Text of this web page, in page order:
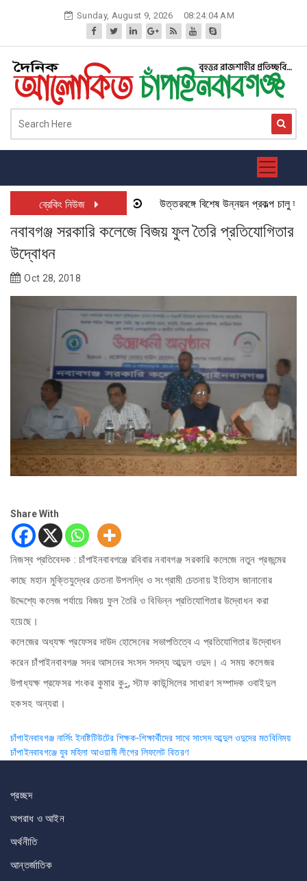
Sunday, August 9, 2026 08:24:04 AM
ব্রেকিং নিউজ উত্তরবঙ্গে বিশেষ উন্নয়ন প্রকল্প চালু হতে
নবাবগঞ্জ সরকারি কলেজে বিজয় ফুল তৈরি প্রতিযোগিতার
উদ্বোধন
Oct 28, 2018
Share With
নিজস্ব প্রতিবেদক : চাঁপাইনবাবগঞ্জে রবিবার নবাবগঞ্জ সরকারি কলেজে নতুন প্রজন্মের
কাছে মহান মুক্তিযুদ্ধের চেতনা উপলদ্ধি ও সংগ্রামী চেতনায় ইতিহাস জানানোর
উদ্দেশ্যে কলেজ পর্যায়ে বিজয় ফুল তৈরি ও বিভিন্ন প্রতিযোগিতার উদ্বোধন করা
হয়েছে।
কলেজের অধ্যক্ষ প্রফেসর দাউদ হোসেনের সভাপতিত্বে এ প্রতিযোগিতার উদ্বোধন
করেন চাঁপাইনবাবগঞ্জ সদর আসনের সংসদ সদস্য আব্দুল ওদুদ। এ সময় কলেজর
উপাধ্যক্ষ প্রফেসর শংকর কুমার কু-ু, স্টাফ কাউন্সিলের সাধারণ সম্পাদক ওবাইদুল
হকসহ অন্যরা।
Post
navigation
চাঁপাইনবাবগঞ্জ নার্সিং ইনষ্টিটিউটের শিক্ষক-শিক্ষার্থীদের সাথে সাংসদ আব্দুল ওদুদের মতবিনিময়
চাঁপাইনবাবগঞ্জে যুব মহিলা আওয়ামী লীগের লিফলেট বিতরণ
প্রচ্ছদ
অপরাধ ও আইন
অর্থনীতি
আন্তর্জাতিক